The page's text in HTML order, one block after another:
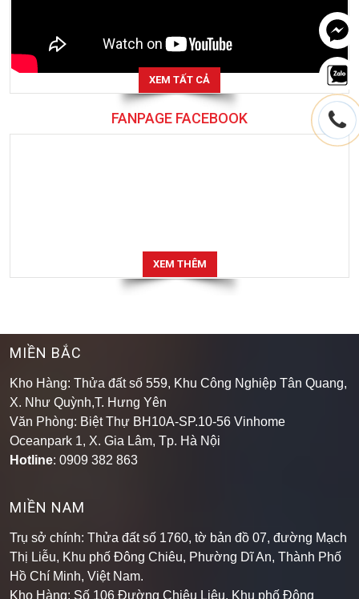
XEM TẤT CẢ
FANPAGE FACEBOOK
XEM THÊM
MIỀN BẮC
Kho Hàng: Thửa đất số 559, Khu Công Nghiệp Tân Quang,
X. Như Quỳnh,T. Hưng Yên
Văn Phòng: Biệt Thự BH10A-SP.10-56 Vinhome
Oceanpark 1, X. Gia Lâm, Tp. Hà Nội
Hotline: 0909 382 863
MIỀN NAM
Trụ sở chính: Thửa đất số 1760, tờ bản đồ 07, đường Mạch
Thị Liễu, Khu phố Đông Chiêu, Phường Dĩ An, Thành Phố
Hồ Chí Minh, Việt Nam.
Kho Hàng: Số 106 Đường Chiêu Liêu, Khu phố Đông